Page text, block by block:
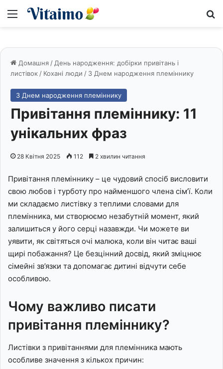
Меню
Домашня / День народження: добірки привітань і
листівок / Кохані люди / З Днем народження племіннику
З Днем народження племіннику
Привітання племіннику: 11
унікальних фраз
28 Квітня 2025 112 2 хвилин читання
Привітання племіннику – це чудовий спосіб висловити
свою любов і турботу про найменшого члена сім’ї. Коли
ми складаємо листівку з теплими словами для
племінника, ми створюємо незабутній момент, який
залишиться у його серці назавжди. Чи можете ви
уявити, як світяться очі малюка, коли він читає ваші
щирі побажання? Це безцінний досвід, який зміцнює
сімейні зв’язки та допомагає дитині відчути себе
особливою.
Чому важливо писати
привітання племіннику?
Листівки з привітаннями для племінника мають
особливе значення з кількох причин: